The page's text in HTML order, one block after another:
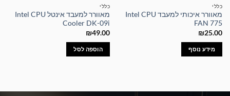
כללי
מאוורר איכותי למעבד Intel CPU
FAN 775
₪25.00
מידע נוסף
כללי
מאוורר למעבד אינטל Intel CPU
Cooler DK-09i
₪49.00
הוספה לסל